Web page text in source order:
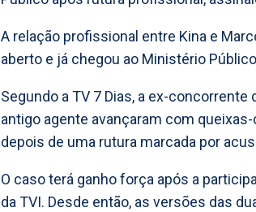
A relação profissional entre Kina e
aberto e já chegou ao Ministério
Segundo a TV 7 Dias, a ex-concorrente
antigo agente avançaram com
depois de uma rutura marcada por
O caso terá ganho força após a
da TVI. Desde então, as versões das